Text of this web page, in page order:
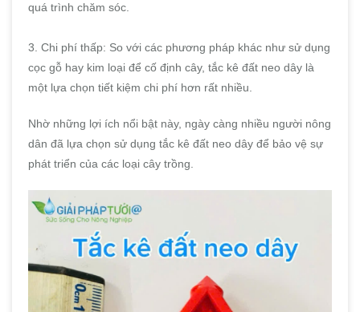
quá trình chăm sóc.
3. Chi phí thấp: So với các phương pháp khác như sử dụng
cọc gỗ hay kim loại để cố định cây, tắc kê đất neo dây là
một lựa chọn tiết kiệm chi phí hơn rất nhiều.
Nhờ những lợi ích nổi bật này, ngày càng nhiều người nông
dân đã lựa chọn sử dụng tắc kê đất neo dây để bảo vệ sự
phát triển của các loại cây trồng.